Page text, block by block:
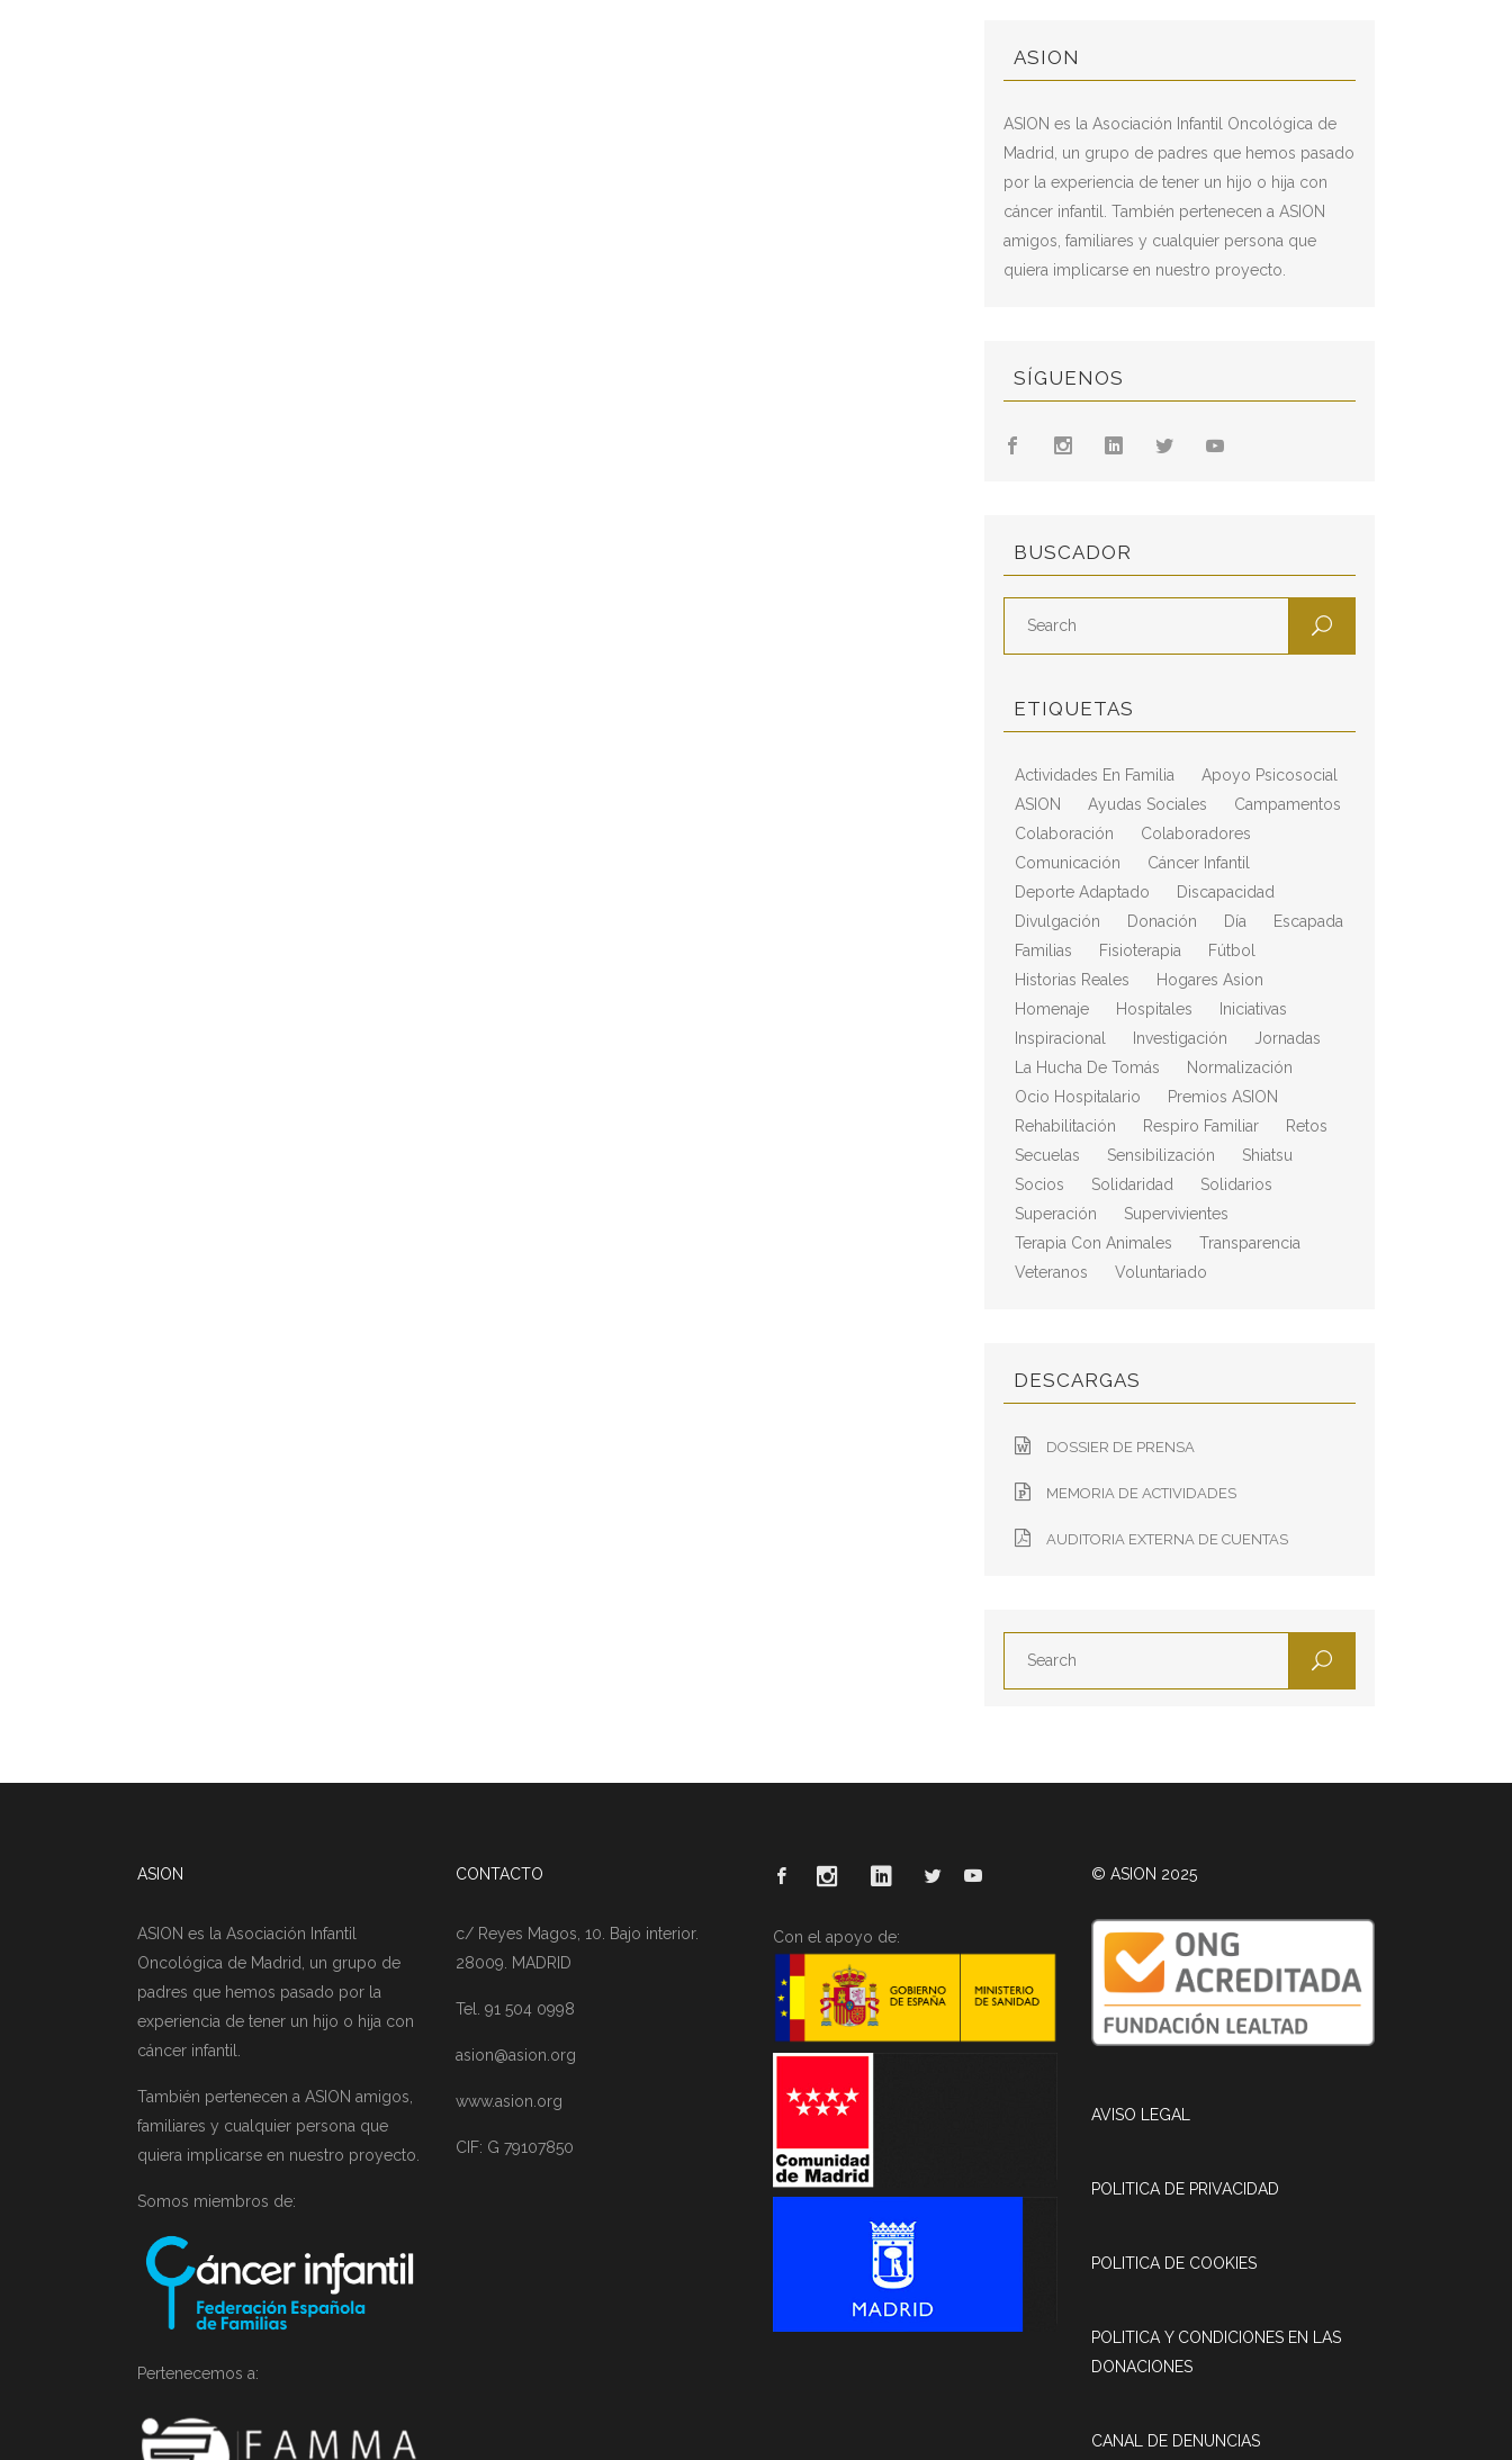
ASION
ASION es la Asociación Infantil Oncológica de
Madrid, un grupo de padres que hemos pasado
por la experiencia de tener un hijo o hija con
cáncer infantil. También pertenecen a ASION
amigos, familiares y cualquier persona que
quiera implicarse en nuestro proyecto.
SÍGUENOS
BUSCADOR
ETIQUETAS
Actividades En Familia
Apoyo Psicosocial
ASION
Ayudas Sociales
Campamentos
Colaboración
Colaboradores
Comunicación
Cáncer Infantil
Deporte Adaptado
Discapacidad
Divulgación
Donación Día
Escapada
Familias
Fisioterapia
Fútbol
Historias Reales
Hogares Asion
Homenaje
Hospitales
Iniciativas
Inspiracional
Investigación
Jornadas
La Hucha De Tomás
Normalización
Ocio Hospitalario
Premios ASION
Rehabilitación
Respiro Familiar
Retos
Secuelas
Sensibilización
Shiatsu
Socios
Solidaridad
Solidarios
Superación
Supervivientes
Terapia Con Animales
Transparencia
Veteranos
Voluntariado
DESCARGAS
DOSSIER DE PRENSA
MEMORIA DE ACTIVIDADES
AUDITORIA EXTERNA DE CUENTAS
ASION
ASION es la Asociación Infantil
Oncológica de Madrid, un grupo de
padres que hemos pasado por la
experiencia de tener un hijo o hija con
cáncer infantil.
También pertenecen a ASION amigos,
familiares y cualquier persona que
quiera implicarse en nuestro proyecto.
Somos miembros de:
Pertenecemos a:
CONTACTO
c/ Reyes Magos, 10. Bajo interior.
28009. MADRID
Tel. 91 504 0998
asion@asion.org
www.asion.org
CIF: G 79107850
Con el apoyo de:
© ASION 2025
AVISO LEGAL
POLITICA DE PRIVACIDAD
POLITICA DE COOKIES
POLITICA Y CONDICIONES EN LAS
DONACIONES
CANAL DE DENUNCIAS